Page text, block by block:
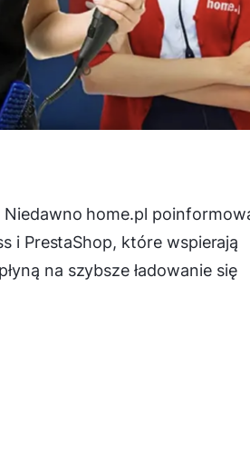
home.pl
i PrestaShop, które wspierają
na szybsze ładowanie się